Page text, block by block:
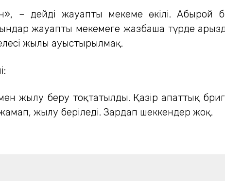
– дейді жауапты мекеме өкілі. Абырой
жауапты мекемеге жазбаша түрде
жылы ауыстырылмақ.
жылу беру тоқтатылды. Қазір апаттық
жылу беріледі. Зардап шеккендер жоқ.